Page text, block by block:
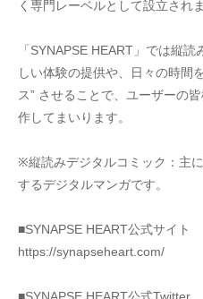
く専門レーベルとして設立され
「SYNAPSE HEART」では縦
しい体験の提供や、日々の時間
ス” させることで、ユーザーの
作してまいります。
※縦読みデジタルコミック：主
するデジタルマンガです。
■SYNAPSE HEART公式サイト
https://synapseheart.com/